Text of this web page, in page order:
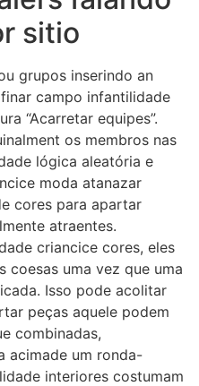
sitio
grupos inserindo an
campo infantilidade
“Acarretar equipes”.
os membros nas
lógica aleatória e
moda atanazar
cores para apartar
atraentes.
criancice cores, eles
coesas uma vez que uma
Isso pode acolitar
peças aquele podem
combinadas,
acimade um ronda-
interiores costumam